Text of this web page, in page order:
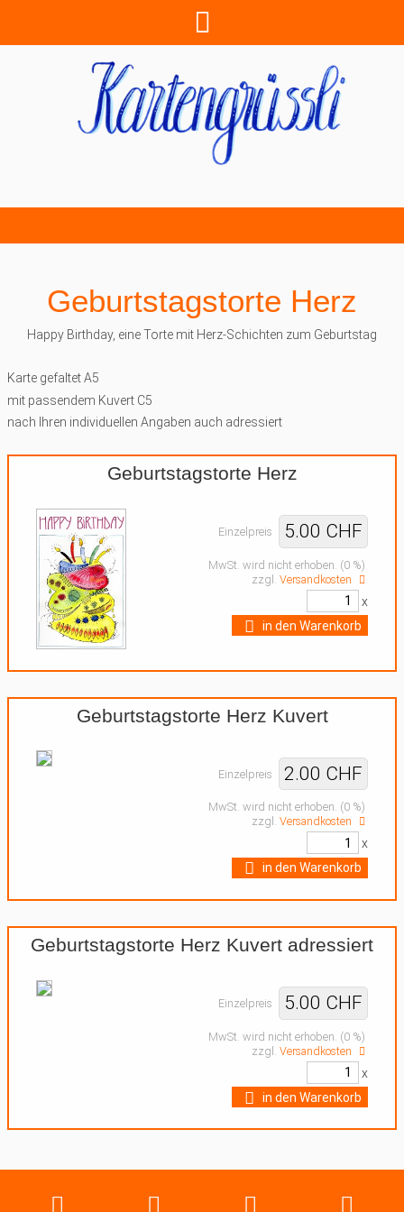
Geburtstagstorte Herz
Happy Birthday, eine Torte mit Herz-Schichten zum Geburtstag
Karte gefaltet A5
mit passendem Kuvert C5
nach Ihren individuellen Angaben auch adressiert
Geburtstagstorte Herz
Einzelpreis 5.00 CHF
MwSt. wird nicht erhoben. (0 %)
zzgl.Versandkosten
x
in den Warenkorb
Geburtstagstorte Herz Kuvert
Einzelpreis 2.00 CHF
MwSt. wird nicht erhoben. (0 %)
zzgl.Versandkosten
x
in den Warenkorb
Geburtstagstorte Herz Kuvert adressiert
Einzelpreis 5.00 CHF
MwSt. wird nicht erhoben. (0 %)
zzgl.Versandkosten
x
in den Warenkorb